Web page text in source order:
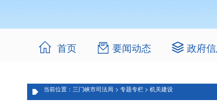
首页 要闻动态 政府
当前位置：三门峡市司法局 > 专题专栏 > 机关建设